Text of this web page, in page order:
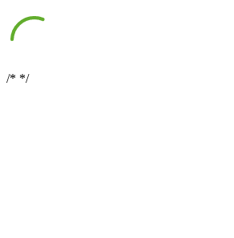
/* */